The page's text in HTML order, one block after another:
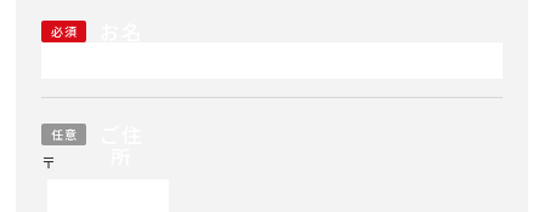
必須
任意
〒